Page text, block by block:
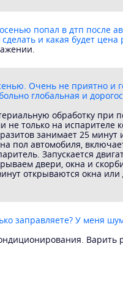
попал в дтп после
и какая будет цена
Очень не приятно и
глобальная и
обработку при
не только на испарителе
занимает 25 минут
пол автомобиля,
Запускается
двери, окна и
открываются окна
заправляете? У меня
Варить